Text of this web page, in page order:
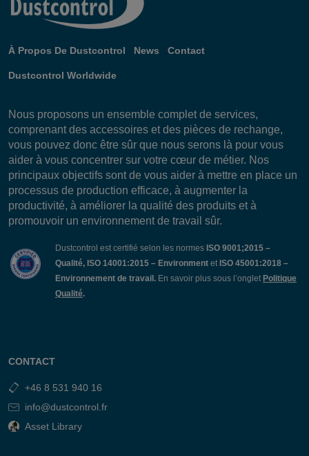
À Propos De Dustcontrol News Contact
Dustcontrol Worldwide
Nous proposons un ensemble complet de services,
comprenant des accessoires et des pièces de rechange,
vous pouvez donc être sûr que nous serons là pour vous
aider à vous concentrer sur votre cœur de métier. Nos
principaux objectifs sont de vous aider à mettre en place un
processus de production efficace, à augmenter la
productivité, à améliorer la qualité des produits et à
promouvoir un environnement de travail sûr.
Dustcontrol est certifié selon les normes ISO 9001;2015 –
Qualité, ISO 14001:2015 – Environment et ISO 45001:2018 –
Environnement de travail. En savoir plus sous l’onglet Politique
Qualité.
CONTACT
+46 8 531 940 16
info@dustcontrol.fr
Asset Library